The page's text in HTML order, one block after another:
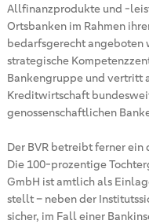
Allfinanzprodukte und -
Ortsbanken im Rahmen
bedarfsgerecht angeboten
strategische
Bankengruppe und vertritt
Kreditwirtschaft
genossenschaftlichen
Der BVR betreibt ferner ein
Die 100-prozentige
GmbH ist amtlich als
stellt – neben der
sicher, im Fall einer